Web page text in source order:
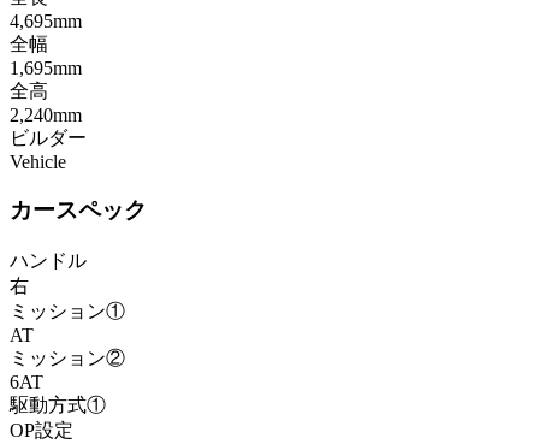
4,695mm
全幅
1,695mm
全高
2,240mm
ビルダー
Vehicle
カースペック
ハンドル
右
ミッション①
AT
ミッション②
6AT
駆動方式①
OP設定